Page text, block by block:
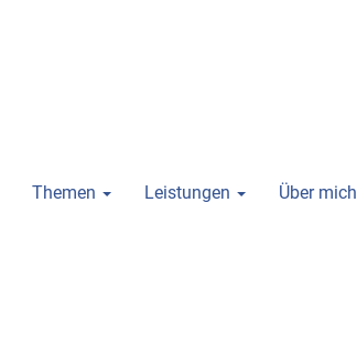
Themen Leistungen Über mich